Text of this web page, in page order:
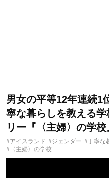
男女の平等12年連続1
寧な暮らしを教える
リー『〈主婦〉の学校
#アイスランド #ジェンダー #丁寧な
#〈主婦〉の学校